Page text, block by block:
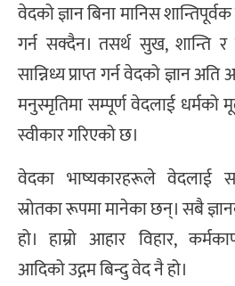
वेदको ज्ञान बिना मानिस
गर्न सक्दैन। तसर्थ सुख, शान्ति र
सान्निध्य प्राप्त गर्न वेदको ज्ञान
मनुस्मृतिमा सम्पूर्ण वेदलाई धर्मको
स्वीकार गरिएको छ।
वेदका भाष्यकारहरूले वेदलाई
स्रोतका रूपमा मानेका छन्। सबै
हो। हाम्रो आहार विहार,
आदिको उद्गम बिन्दु वेद नै हो।